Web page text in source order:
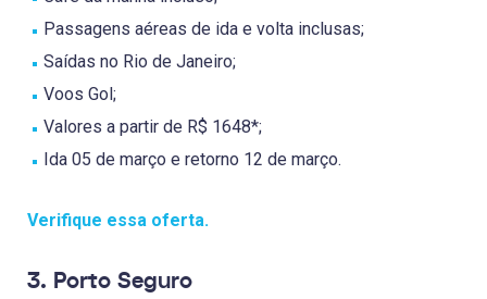
Passagens aéreas de ida e volta inclusas;
Saídas no Rio de Janeiro;
Voos Gol;
Valores a partir de R$ 1648*;
Ida 05 de março e retorno 12 de março.
Verifique essa oferta.
3. Porto Seguro